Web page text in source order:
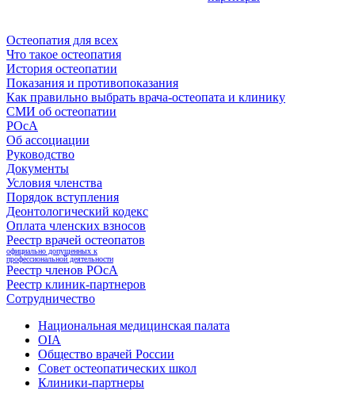
Остеопатия для всех
Что такое остеопатия
История остеопатии
Показания и противопоказания
Как правильно выбрать врача-остеопата и клинику
СМИ об остеопатии
РОсА
Об ассоциации
Руководство
Документы
Условия членства
Порядок вступления
Деонтологический кодекс
Оплата членских взносов
Реестр врачей остеопатов
официально допущенных к
профессиональной деятельности
Реестр членов РОсА
Реестр клиник-партнеров
Сотрудничество
Национальная медицинская палата
OIA
Общество врачей России
Совет остеопатических школ
Клиники-партнеры